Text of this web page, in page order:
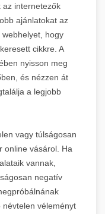
az internetezők
ajánlatokat az
hogy
cikkre. A
nyisson meg
és nézzen át
a legjobb
vagy túlságosan
online vásárol. Ha
vannak,
negatív
névtelen véleményt